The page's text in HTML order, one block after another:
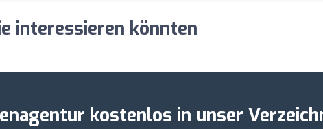
interessieren könnten
kostenlos in unser